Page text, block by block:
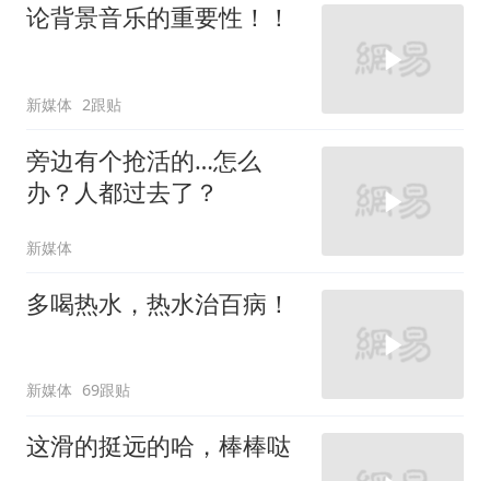
论背景音乐的重要性！！
新媒体 2跟贴
旁边有个抢活的…怎么
办？人都过去了？
新媒体
多喝热水，热水治百病！
新媒体 69跟贴
这滑的挺远的哈，棒棒哒